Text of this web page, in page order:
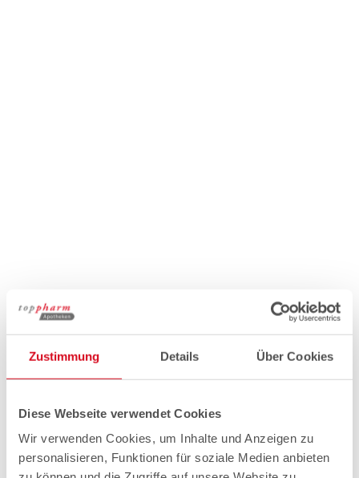
Zustimmung Details Über Cookies
Diese Webseite verwendet Cookies
Wir verwenden Cookies, um Inhalte und Anzeigen zu
personalisieren, Funktionen für soziale Medien anbieten